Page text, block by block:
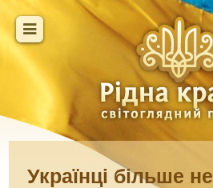
Українці більше не